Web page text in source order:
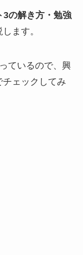
3の解き方・勉強
ます。
ているので、興
ェックしてみ